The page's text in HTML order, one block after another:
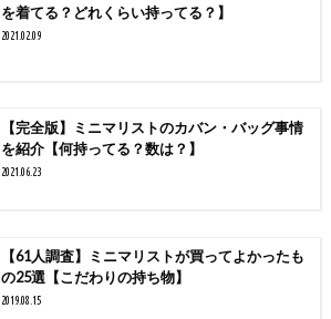
を着てる？どれくらい持ってる？】
2021.02.09
【完全版】ミニマリストのカバン・バッグ事情
を紹介【何持ってる？数は？】
2021.06.23
【61人調査】ミニマリストが買ってよかったも
の25選【こだわりの持ち物】
2019.08.15